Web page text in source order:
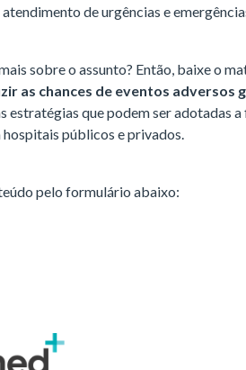
de urgências e
sobre o assunto? Então, baixe o
as chances de eventos adversos
estratégias que podem ser adotadas
públicos e privados.
pelo formulário abaixo: